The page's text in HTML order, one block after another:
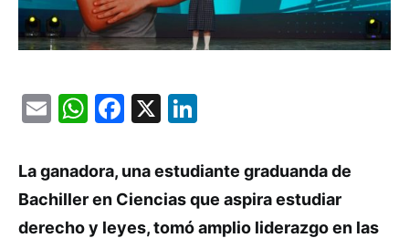
EmailWhatsApp
Facebook
X
La ganadora, una estudiante graduanda de
Bachiller en Ciencias que aspira estudiar
derecho y leyes, tomó amplio liderazgo en las